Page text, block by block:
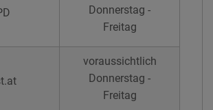
Donnerstag -
Freitag
voraussichtlich
Donnerstag -
Freitag